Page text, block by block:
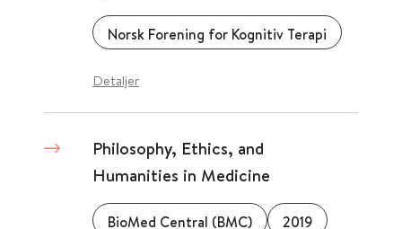
Norsk Forening for Kognitiv Terapi
Detaljer
Philosophy, Ethics, and
Humanities in Medicine
BioMed Central (BMC) 2019